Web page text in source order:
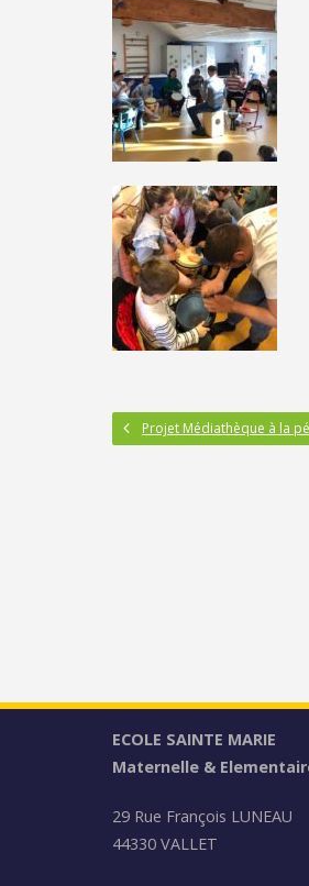
Projet Médiathèque à la
ECOLE SAINTE MARIE
Maternelle &
29 Rue François LUNEAU
44330 VALLET